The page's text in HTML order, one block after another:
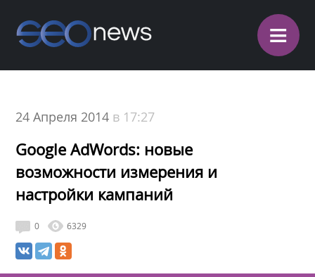
≡
24 Апреля 2014 в 17:27
Google AdWords: новые
возможности измерения и
настройки кампаний
0 6329